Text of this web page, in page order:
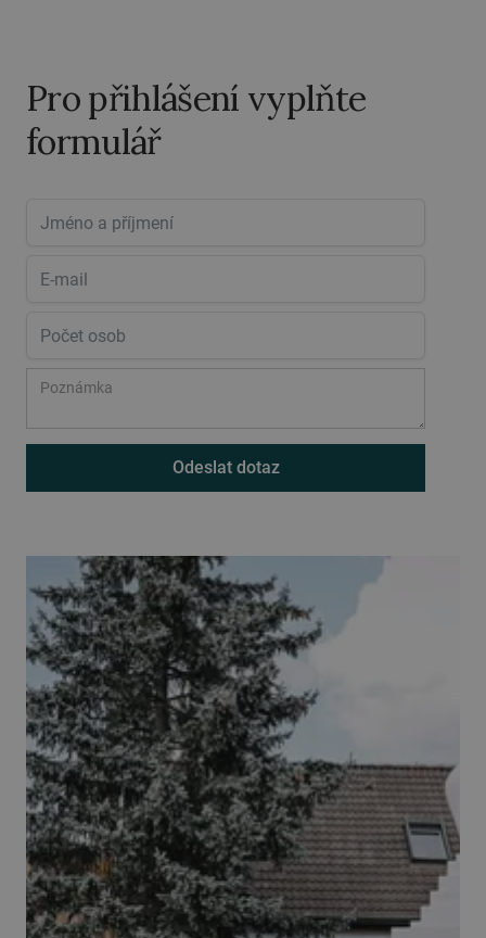
Pro přihlášení vyplňte
formulář